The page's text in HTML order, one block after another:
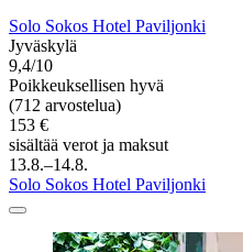
Solo Sokos Hotel Paviljonki
Jyväskylä
9,4/10
Poikkeuksellisen hyvä
(712 arvostelua)
153 €
sisältää verot ja maksut
13.8.–14.8.
Solo Sokos Hotel Paviljonki